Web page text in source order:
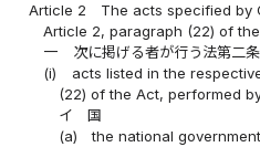
Article 2
The acts specified by
Article 2, paragraph (22) of
一
次に掲げる者が行う法第二
(i)
acts listed in the
(22) of the Act, performed
イ
国
(a)
the national